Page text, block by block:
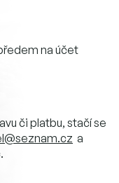
na účet
či platbu, stačí se
a